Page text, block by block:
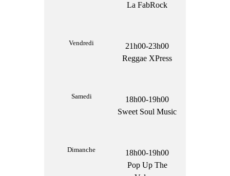
La FabRock
Vendredi
21h00-23h00
Reggae XPress
Samedi
18h00-19h00
Sweet Soul Music
Dimanche
18h00-19h00
Pop Up The